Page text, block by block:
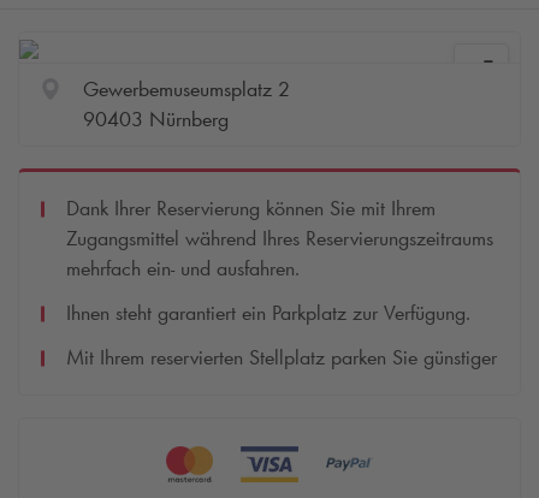
Gewerbemuseumsplatz 2
90403 Nürnberg
Dank Ihrer Reservierung können Sie mit Ihrem
Zugangsmittel während Ihres Reservierungszeitraums
mehrfach ein- und ausfahren.
Ihnen steht garantiert ein Parkplatz zur Verfügung.
Mit Ihrem reservierten Stellplatz parken Sie günstiger